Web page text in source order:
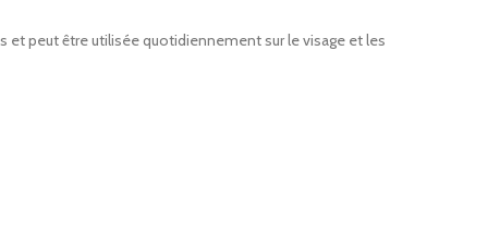
et peut être utilisée quotidiennement sur le visage et les